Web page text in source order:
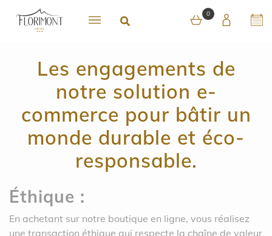
0
Les engagements de
notre solution e-
commerce pour bâtir un
monde durable et éco-
responsable.
Éthique :
En achetant sur notre boutique en ligne, vous réalisez
une transaction éthique qui respecte la chaîne de valeur